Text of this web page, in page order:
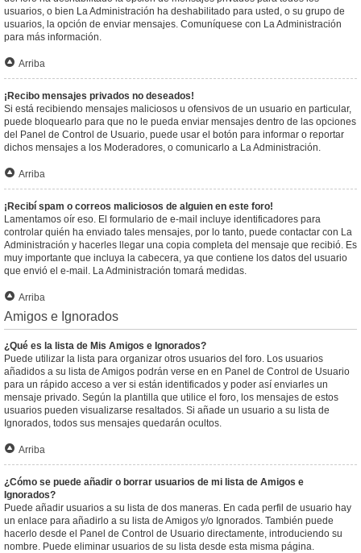
usuarios, o bien La Administración ha deshabilitado para usted, o su grupo de
usuarios, la opción de enviar mensajes. Comuníquese con La Administración
para más información.
Arriba
¡Recibo mensajes privados no deseados!
Si está recibiendo mensajes maliciosos u ofensivos de un usuario en particular,
puede bloquearlo para que no le pueda enviar mensajes dentro de las opciones
del Panel de Control de Usuario, puede usar el botón para informar o reportar
dichos mensajes a los Moderadores, o comunicarlo a La Administración.
Arriba
¡Recibí spam o correos maliciosos de alguien en este foro!
Lamentamos oír eso. El formulario de e-mail incluye identificadores para
controlar quién ha enviado tales mensajes, por lo tanto, puede contactar con La
Administración y hacerles llegar una copia completa del mensaje que recibió. Es
muy importante que incluya la cabecera, ya que contiene los datos del usuario
que envió el e-mail. La Administración tomará medidas.
Arriba
Amigos e Ignorados
¿Qué es la lista de Mis Amigos e Ignorados?
Puede utilizar la lista para organizar otros usuarios del foro. Los usuarios
añadidos a su lista de Amigos podrán verse en en Panel de Control de Usuario
para un rápido acceso a ver si están identificados y poder así enviarles un
mensaje privado. Según la plantilla que utilice el foro, los mensajes de estos
usuarios pueden visualizarse resaltados. Si añade un usuario a su lista de
Ignorados, todos sus mensajes quedarán ocultos.
Arriba
¿Cómo se puede añadir o borrar usuarios de mi lista de Amigos e
Ignorados?
Puede añadir usuarios a su lista de dos maneras. En cada perfil de usuario hay
un enlace para añadirlo a su lista de Amigos y/o Ignorados. También puede
hacerlo desde el Panel de Control de Usuario directamente, introduciendo su
nombre. Puede eliminar usuarios de su lista desde esta misma página.